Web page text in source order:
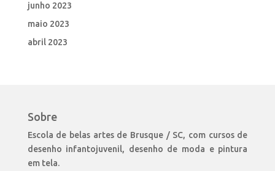
junho 2023
maio 2023
abril 2023
Sobre
Escola de belas artes de Brusque / SC, com cursos de
desenho infantojuvenil, desenho de moda e pintura
em tela.